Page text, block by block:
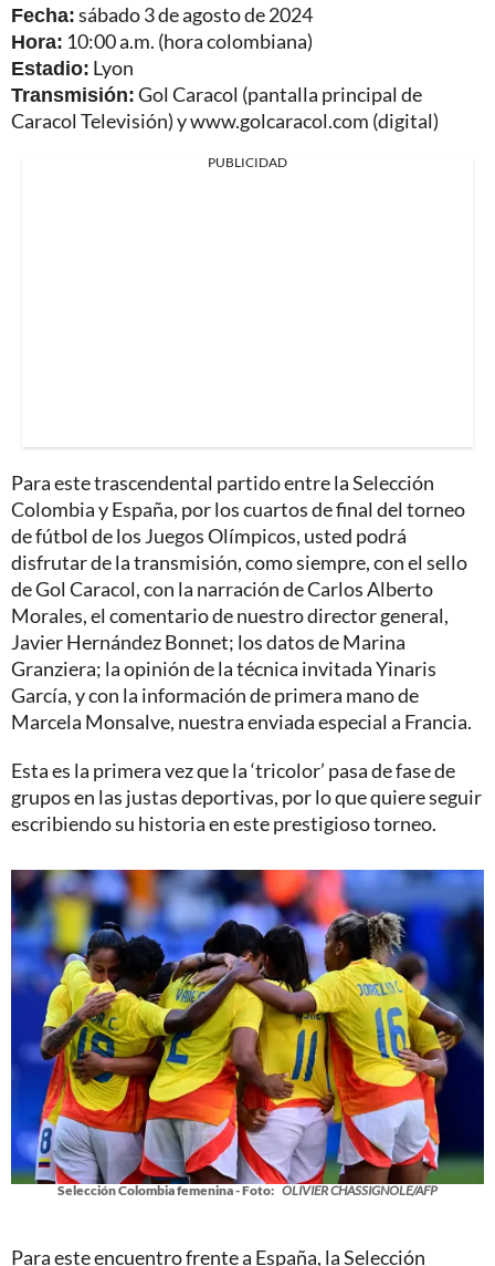
Fecha:sábado 3 de agosto de 2024
Hora: 10:00 a.m. (hora colombiana)
Estadio: Lyon
Transmisión:Gol Caracol (pantalla principal de
Caracol Televisión) ywww.golcaracol.com (digital)
PUBLICIDAD
Para este trascendental partido entre la Selección
Colombia y España, por los cuartos de final del torneo
de fútbol de los Juegos Olímpicos, usted podrá
disfrutar de la transmisión, como siempre, con el sello
de Gol Caracol, con la narración de Carlos Alberto
Morales, el comentario de nuestro director general,
Javier Hernández Bonnet; los datos de Marina
Granziera; la opinión de la técnica invitada Yinaris
García, y con la información de primera mano de
Marcela Monsalve, nuestra enviada especial a Francia.
Esta es la primera vez que la ‘tricolor’ pasa de fase de
grupos en las justas deportivas, por lo que quiere seguir
escribiendo su historia en este prestigioso torneo.
Selección Colombia femenina - Foto: OLIVIER CHASSIGNOLE/AFP
Para este encuentro frente a España, la Selección